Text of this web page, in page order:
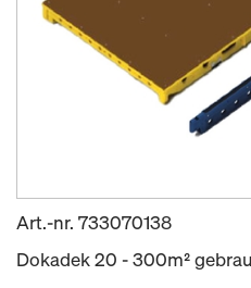
Art.-nr. 733070138
Dokadek 20 - 300m²